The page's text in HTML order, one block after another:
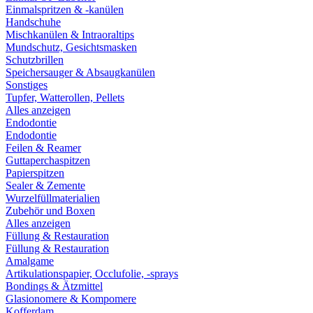
Einmalspritzen & -kanülen
Handschuhe
Mischkanülen & Intraoraltips
Mundschutz, Gesichtsmasken
Schutzbrillen
Speichersauger & Absaugkanülen
Sonstiges
Tupfer, Watterollen, Pellets
Alles anzeigen
Endodontie
Endodontie
Feilen & Reamer
Guttaperchaspitzen
Papierspitzen
Sealer & Zemente
Wurzelfüllmaterialien
Zubehör und Boxen
Alles anzeigen
Füllung & Restauration
Füllung & Restauration
Amalgame
Artikulationspapier, Occlufolie, -sprays
Bondings & Ätzmittel
Glasionomere & Kompomere